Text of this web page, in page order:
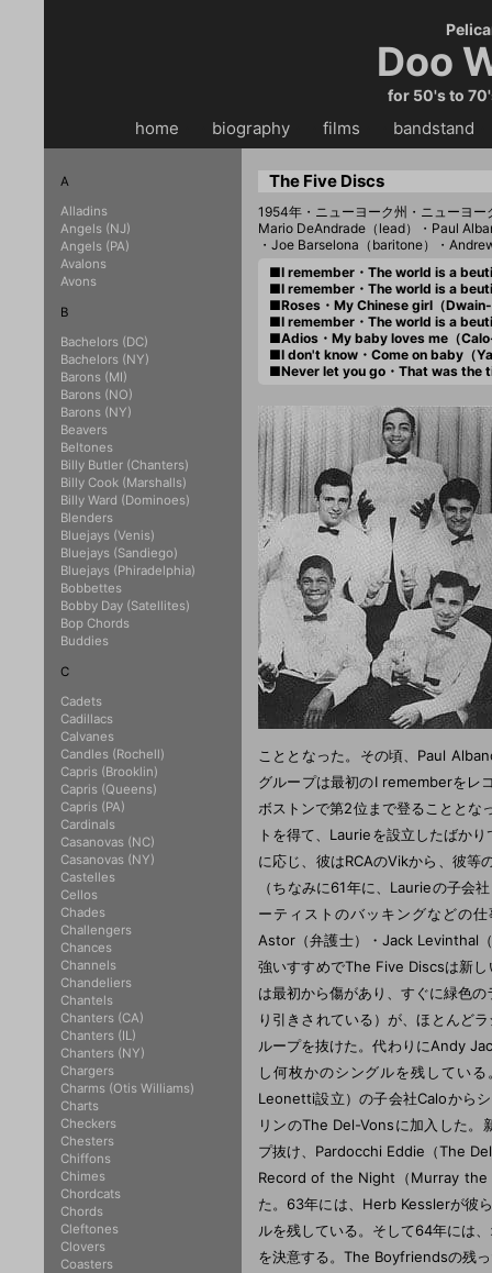
Doo
for 50's to
home biography・・ films bandstand
The Five Discs
1954年・ニューヨーク州・ニューヨー
Mario DeAndrade（lead）・Paul
・Joe Barselona（baritone）・
■I remember・The world is a
■I remember・The world is a
■Roses・My Chinese girl（
■I remember・The world is a
■Adios・My baby loves me（
■I don't know・Come on baby（
■Never let you go・That was the
こととなった。その頃、Paul
グループは最初のI rememberをレ
ボストンで第2位まで登ることと
トを得て、Laurieを設立したばか
に応じ、彼はRCAのVikから、彼
（ちなみに61年に、Laurieの子会
ーティストのバッキングなどの
Astor（弁護士）・Jack Levinthal
強いすすめでThe Five Discsは新
は最初から傷があり、すぐに緑色
り引きされている）が、ほとんど
ループを抜けた。代わりにAndy
し何枚かのシングルを残してい
Leonetti設立）の子会社Caloから
リンのThe Del-Vonsに加入した
プ抜け、Pardocchi Eddie（The
Record of the Night（Murray the
た。63年には、Herb Kesslerが彼
ルを残している。そして64年には
を決意する。The Boyfriendsの残
A
Alladins
Angels (NJ)
Angels (PA)
Avalons
Avons
B
Bachelors (DC)
Bachelors (NY)
Barons (MI)
Barons (NO)
Barons (NY)
Beavers
Beltones
Billy Butler (Chanters)
Billy Cook (Marshalls)
Billy Ward (Dominoes)
Blenders
Bluejays (Venis)
Bluejays (Sandiego)
Bluejays (Phiradelphia)
Bobbettes
Bobby Day (Satellites)
Bop Chords
Buddies
C
Cadets
Cadillacs
Calvanes
Candles (Rochell)
Capris (Brooklin)
Capris (Queens)
Capris (PA)
Cardinals
Casanovas (NC)
Casanovas (NY)
Castelles
Cellos
Chades
Challengers
Chances
Channels
Chandeliers
Chantels
Chanters (CA)
Chanters (IL)
Chanters (NY)
Chargers
Charms (Otis Williams)
Charts
Checkers
Chesters
Chiffons
Chimes
Chordcats
Chords
Cleftones
Clovers
Coasters